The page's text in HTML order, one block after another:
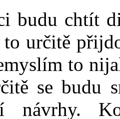
budu chtít
to určitě
to
se budu
návrhy.